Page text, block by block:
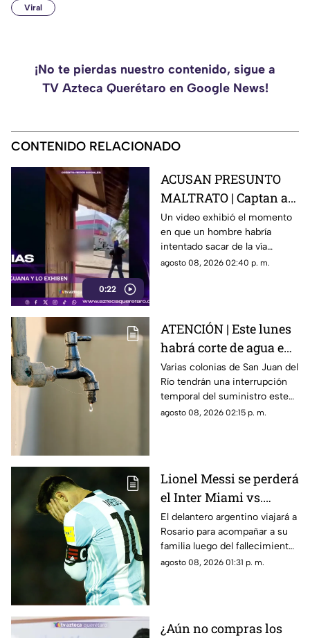
Viral
¡No te pierdas nuestro contenido, sigue a
TV Azteca Querétaro en Google News!
CONTENIDO RELACIONADO
0:22
ACUSAN PRESUNTO
MALTRATO | Captan a
repartidor cuando
intenta llevarse una
iguana verde
Un video exhibió el momento
en que un hombre habría
intentado sacar de la vía
pública a una iguana para
agosto 08, 2026 02:40 p. m.
ATENCIÓN | Este lunes
habrá corte de agua en
estas cinco zonas; estás
son las colonias
afectadas
Varias colonias de San Juan del
Río tendrán una interrupción
temporal del suministro este
10 de agosto debido a trabajos
agosto 08, 2026 02:15 p. m.
Lionel Messi se perderá
el Inter Miami vs.
Rayados en la Leagues
Cup
El delantero argentino viajará a
Rosario para acompañar a su
familia luego del fallecimiento
de Jorge Messi, por lo que no
agosto 08, 2026 01:31 p. m.
¿Aún no compras los